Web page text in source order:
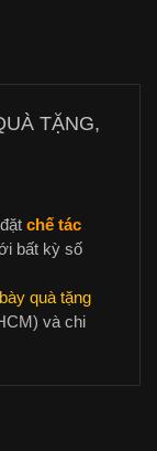
TẶNG,
chế tác
bất kỳ số
quà tặng
và chi